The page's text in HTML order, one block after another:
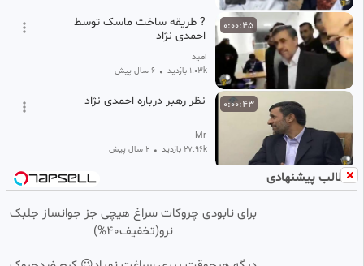
0:00:45
? طریقه ساخت ماسک توسط
احمدی نژاد
امید
1.03k بازدید • 6 سال پیش
0:00:43 نظر رهبر درباره احمدی نژاد
Mr
27.96k بازدید • 2 سال پیش
SD
افشاگری جنجالی احمدی نژاد: به
من گفتند مردم باید در فقر
باشند...
سعید
• 2 سال پیش
0:01:10
ماجرای ادغام سازمان برنامه و
مطالب پیشنهادی
برای نابودی چروکات سراغ هیچی جز جوانساز جلبک
نرو(تخفیف40%)